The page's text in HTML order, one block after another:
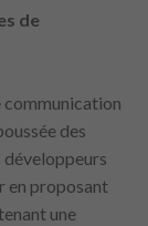
de
communication
des
développeurs
en proposant
une